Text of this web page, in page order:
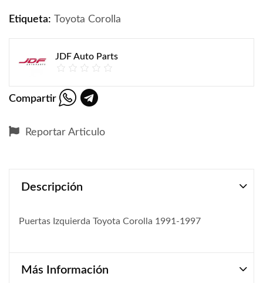
Etiqueta: Toyota Corolla
JDF Auto Parts
Compartir
Reportar Articulo
Descripción
Puertas Izquierda Toyota Corolla 1991-1997
Más Información